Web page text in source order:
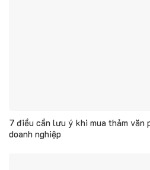
7 điều cần lưu ý khi mua thảm văn
doanh nghiệp